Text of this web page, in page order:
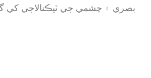
بصري ۽ چشمي جي ٽيڪنالاجي کي